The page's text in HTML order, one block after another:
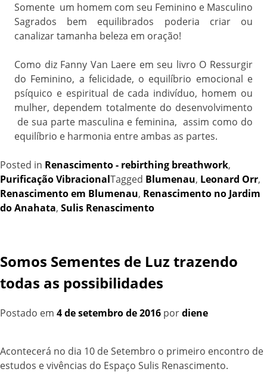
Somente um homem com seu Feminino e Masculino
Sagrados bem equilibrados poderia criar ou
canalizar tamanha beleza em oração!
Como diz Fanny Van Laere em seu livro O Ressurgir
do Feminino, a felicidade, o equilíbrio emocional e
psíquico e espiritual de cada indivíduo, homem ou
mulher, dependem totalmente do desenvolvimento
de sua parte masculina e feminina, assim como do
equilíbrio e harmonia entre ambas as partes.
Posted in Renascimento - rebirthing breathwork,
Purificação VibracionalTagged Blumenau, Leonard Orr,
Renascimento em Blumenau, Renascimento no Jardim
do Anahata, Sulis Renascimento
Somos Sementes de Luz trazendo
todas as possibilidades
Postado em 4 de setembro de 2016 pordiene
Acontecerá no dia 10 de Setembro o primeiro encontro de
estudos e vivências do Espaço Sulis Renascimento.